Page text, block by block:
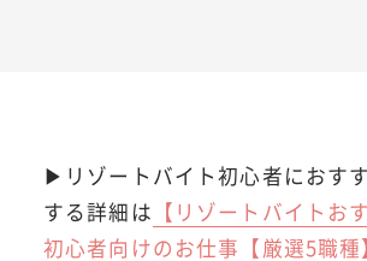
▶リゾートバイト初心者におす
する詳細は 【リゾートバイトお
初心者向けのお仕事【厳選5職種